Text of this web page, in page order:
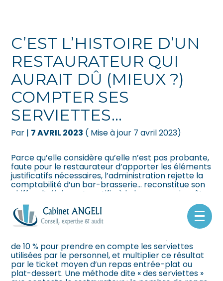
Aller
au
Gérer votre quotidien
Piloter votre entreprise
Développer votre entreprise
Construire votre patrimoine
Être prêt pour la facturation
électronique
Suivre votre comptabilité
Gérer vos ressources humaines
Dématérialiser vos documents
C’EST L’HISTOIRE D’UN
RESTAURATEUR QUI
AURAIT DÛ (MIEUX ?)
COMPTER SES
SERVIETTES…
Par | 7 AVRIL 2023 ( Mise à jour 7 avril 2023)
Parce qu’elle considère qu’elle n’est pas probante,
faute pour le restaurateur d’apporter les éléments
justificatifs nécessaires, l’administration rejette la
comptabilité d’un bar-brasserie… reconstitue son
chiffre d’affaires et rectifie à la hausse son impôt
sur les bénéfices…
Sa méthode ? Calculer le nombre de repas servis
en comptant le nombre de serviettes utilisées,
de 10 % pour prendre en compte les serviettes
utilisées par le personnel, et multiplier ce résultat
par le ticket moyen d’un repas entrée-plat ou
plat-dessert. Une méthode dite « des serviettes »